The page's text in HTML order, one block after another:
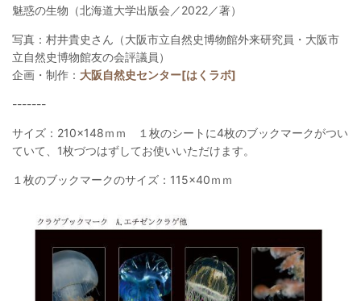
魅惑の生物（北海道大学出版会／2022／著）
写真：村井貴史さん（大阪市立自然史博物館外来研究員・大阪市
立自然史博物館友の会評議員）
企画・制作： 大阪自然史センター[はくラボ]
-------
サイズ：210×148ｍｍ １枚のシートに4枚のブックマークがつい
ていて、1枚づつはずしてお使いいただけます。
１枚のブックマークのサイズ：115×40ｍｍ